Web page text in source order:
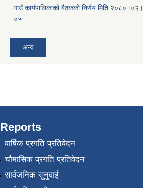
गाउँ कार्यपालिकाको बैठकको निर्णय मिति २०८०।०२।
०५
अन्य
Reports
वार्षिक प्रगति प्रतिवेदन
चौमासिक प्रगति प्रतिवेदन
सार्वजनिक सुनुवाई